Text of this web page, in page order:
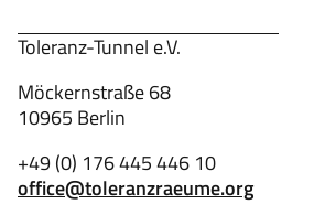
Toleranz-Tunnel e.V.
Möckernstraße 68
10965 Berlin
+49 (0) 176 445 446 10
office@toleranzraeume.org